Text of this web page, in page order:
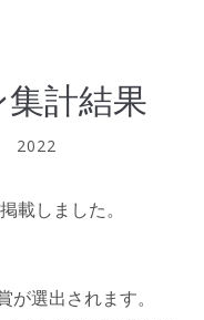
計結果
2022
載しました。
選出されます。